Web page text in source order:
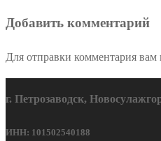
Добавить комментарий
Для отправки комментария вам
г. Петрозаводск,
ИНН: 101502540188